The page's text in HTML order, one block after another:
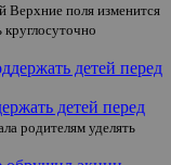
Верхние поля изменится
круглосуточно
детей перед
родителям уделять